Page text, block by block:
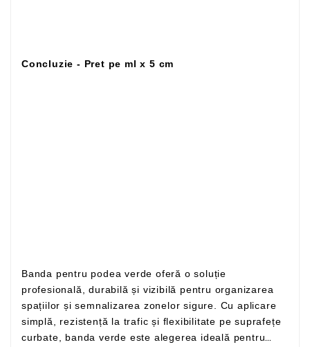
Concluzie - Pret pe ml x 5 cm
Banda pentru podea verde oferă o soluție
profesională, durabilă și vizibilă pentru organizarea
spațiilor și semnalizarea zonelor sigure. Cu aplicare
simplă, rezistență la trafic și flexibilitate pe suprafețe
curbate, banda verde este alegerea ideală pentru